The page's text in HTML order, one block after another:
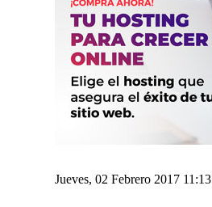
Jueves, 02 Febrero 2017 11:13